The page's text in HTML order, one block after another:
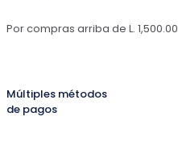
Por compras arriba de L. 1,500.00
Múltiples métodos
de pagos